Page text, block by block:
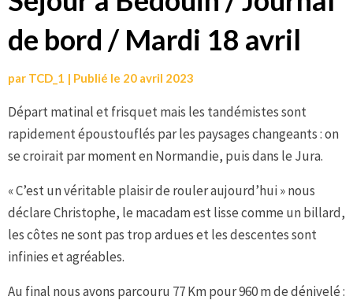
de bord / Mardi 18 avril
par TCD_1 | Publié le 20 avril 2023
Départ matinal et frisquet mais les tandémistes sont
rapidement époustouflés par les paysages changeants : on
se croirait par moment en Normandie, puis dans le Jura.
« C’est un véritable plaisir de rouler aujourd’hui » nous
déclare Christophe, le macadam est lisse comme un billard,
les côtes ne sont pas trop ardues et les descentes sont
infinies et agréables.
Au final nous avons parcouru 77 Km pour 960 m de dénivelé :